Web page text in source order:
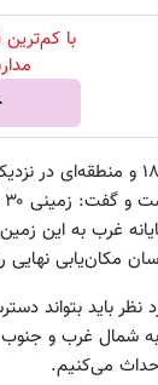
با
حاجی‌ بیگی مناطق ۱۹، ۱۸ و
غرب به این
مکان‌یابی نهایی
باید بتواند
شمال غرب و جنوب
می‌کنیم.